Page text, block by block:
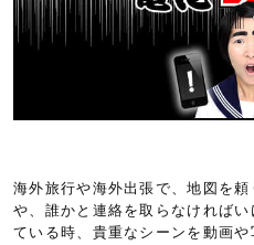
海外旅行や海外出張で、地図を
や、誰かと連絡を取らなければ
ている時、貴重なシーンを動画